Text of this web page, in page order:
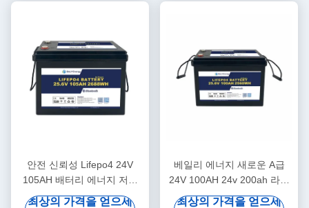
안전 신뢰성 Lifepo4 24V
105AH 배터리 에너지 저장
태양광 발전 시스템 해양
최상의 가격을 얻으세
베일리 에너지 새로운 A급
24V 100AH 24v 200ah 라이
프포4 배터리 트럭 전원 공급
최상의 가격을 얻으세